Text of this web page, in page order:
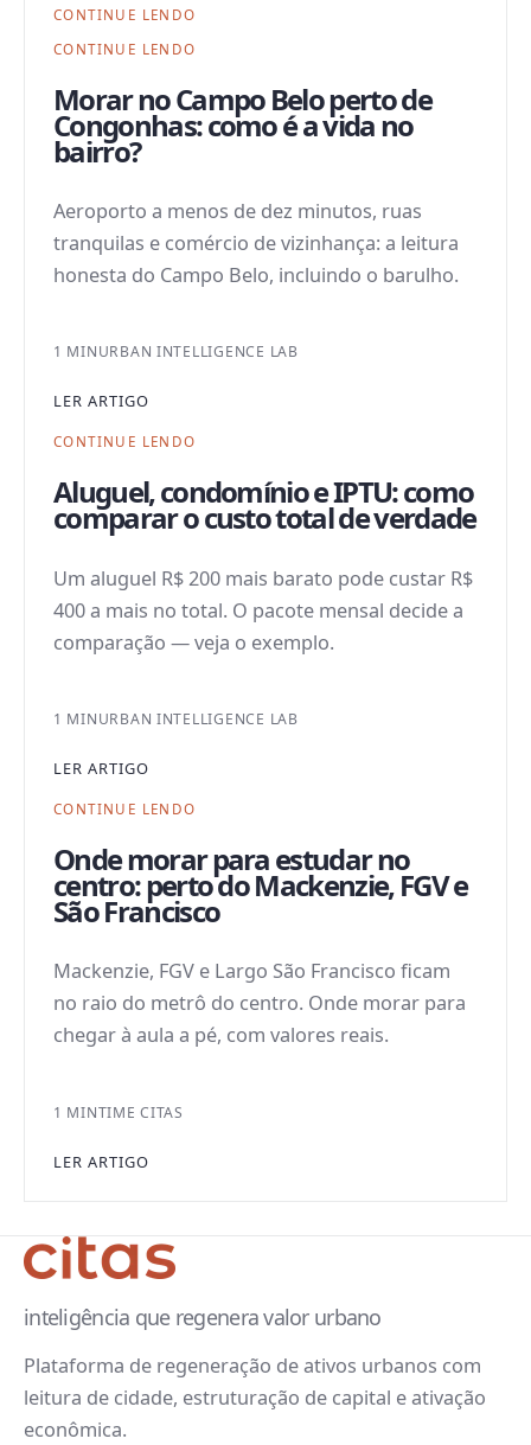
CONTINUE LENDO
CONTINUE LENDO
Morar no Campo Belo perto de
Congonhas: como é a vida no
bairro?
Aeroporto a menos de dez minutos, ruas
tranquilas e comércio de vizinhança: a leitura
honesta do Campo Belo, incluindo o barulho.
1 MINURBAN INTELLIGENCE LAB
LER ARTIGO
CONTINUE LENDO
Aluguel, condomínio e IPTU: como
comparar o custo total de verdade
Um aluguel R$ 200 mais barato pode custar R$
400 a mais no total. O pacote mensal decide a
comparação — veja o exemplo.
1 MINURBAN INTELLIGENCE LAB
LER ARTIGO
CONTINUE LENDO
Onde morar para estudar no
centro: perto do Mackenzie, FGV e
São Francisco
Mackenzie, FGV e Largo São Francisco ficam
no raio do metrô do centro. Onde morar para
chegar à aula a pé, com valores reais.
1 MINTIME CITAS
LER ARTIGO
inteligência que regenera valor urbano
Plataforma de regeneração de ativos urbanos com
leitura de cidade, estruturação de capital e ativação
econômica.